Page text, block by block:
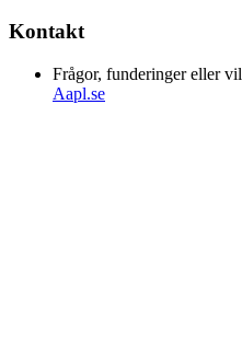
Kontakt
Frågor, funderinger eller
Aapl.se